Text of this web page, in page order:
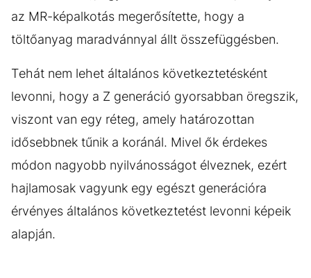
az MR-képalkotás megerősítette, hogy a
töltőanyag maradvánnyal állt összefüggésben.
Tehát nem lehet általános következtetésként
levonni, hogy a Z generáció gyorsabban öregszik,
viszont van egy réteg, amely határozottan
idősebbnek tűnik a koránál. Mivel ők érdekes
módon nagyobb nyilvánosságot élveznek, ezért
hajlamosak vagyunk egy egészt generációra
érvényes általános következtetést levonni képeik
alapján.